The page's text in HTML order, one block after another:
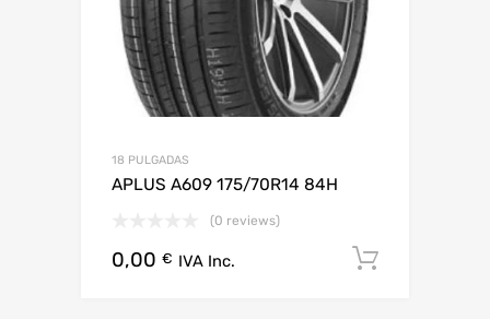
18 PULGADAS
APLUS A609 175/70R14 84H
(0 reviews)
0,00 € IVA Inc.